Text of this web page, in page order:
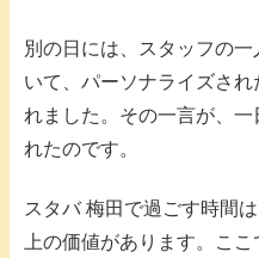
別の日には、スタッフの
いて、パーソナライズされ
れました。その一言が、一
れたのです。
スタバ 梅田で過ごす時間
上の価値があります。こ